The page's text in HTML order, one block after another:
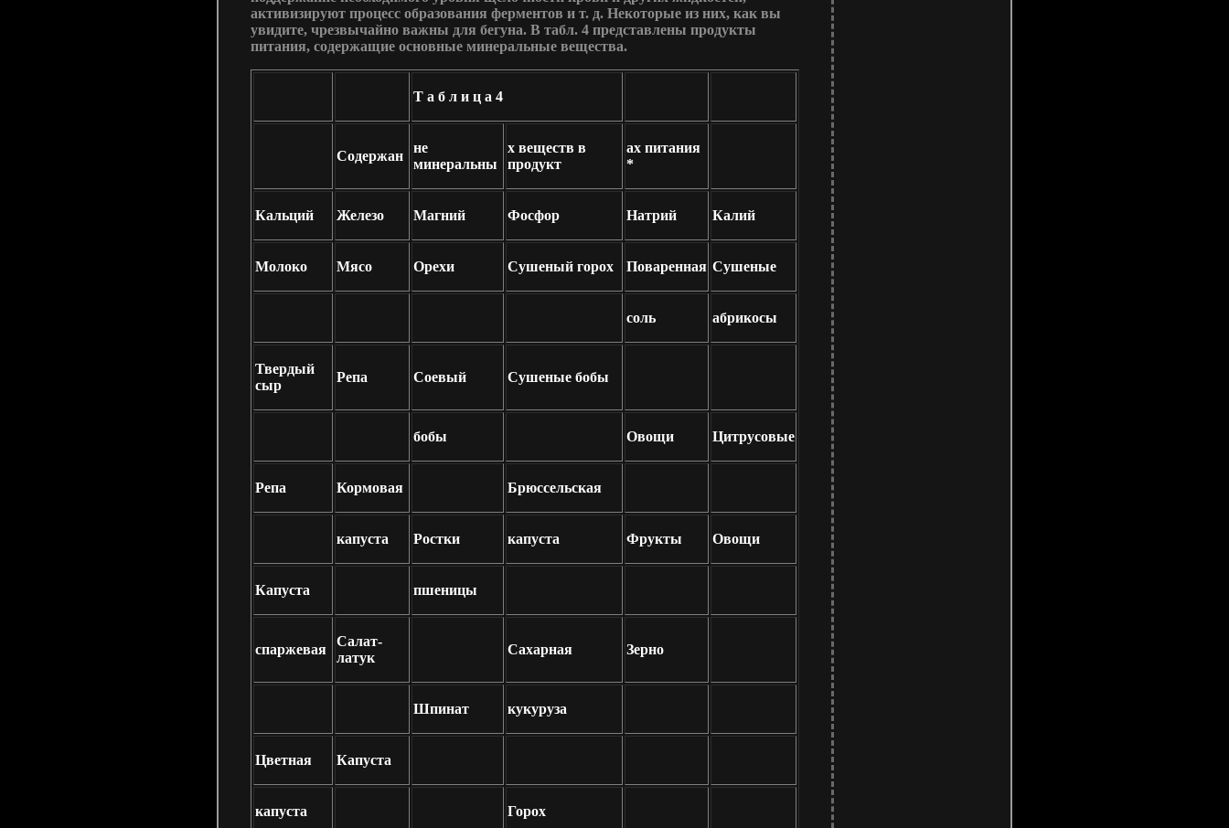
активизируют процесс образования ферментов и т. д. Некоторые из них, как вы
увидите, чрезвычайно важны для бегуна. В табл. 4 представлены продукты
питания, содержащие основные минеральные вещества.
Т а б л и ц а 4
Содержан
не
минеральны
х веществ в
продукт
ах питания
*
Кальций Железо Магний Фосфор Натрий Калий
Молоко Мясо Орехи Сушеный горох Поваренная Сушеные
соль абрикосы
Твердый
сыр
Репа Соевый Сушеные бобы
бобы Овощи Цитрусовые
Репа Кормовая Брюссельская
капуста Ростки капуста Фрукты Овощи
Капуста пшеницы
спаржевая
Салат-
латук
Сахарная Зерно
Шпинат кукуруза
Цветная Капуста
капуста Горох